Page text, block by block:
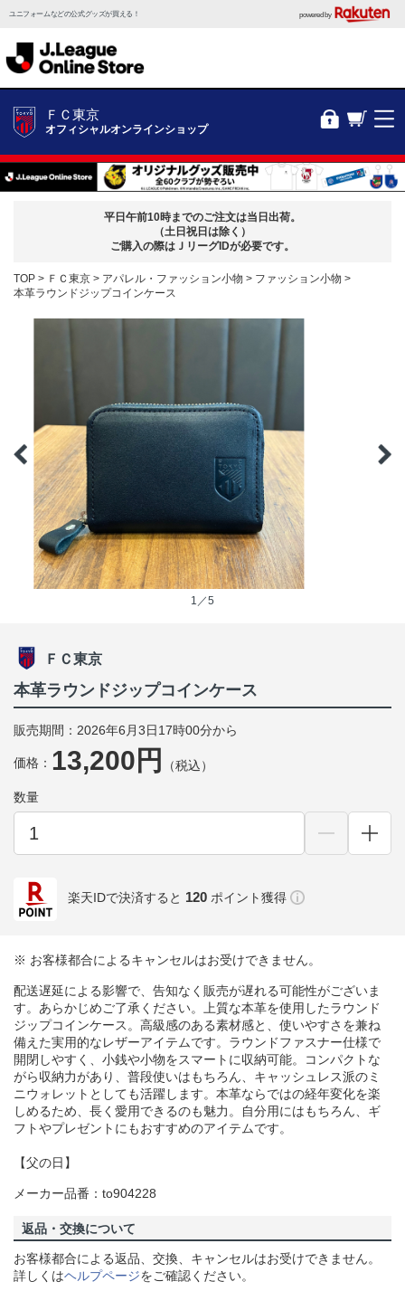
ユニフォームなどの公式グッズが買える！ powered by
ＦＣ東京
オフィシャルオンラインショップ
平日午前10時までのご注文は当日出荷。
（土日祝日は除く）
ご購入の際はＪリーグIDが必要です。
TOP ＦＣ東京 アパレル・ファッション小物
ファッション小物
本革ラウンドジップコインケース
1／5
ＦＣ東京
本革ラウンドジップコインケース
販売期間：2026年6月3日17時00分から
価格： 13,200円 （税込）
数量
楽天IDで決済すると 120 ポイント獲得
※ お客様都合によるキャンセルはお受けできません。
配送遅延による影響で、告知なく販売が遅れる可能性がございま
す。あらかじめご了承ください。上質な本革を使用したラウンド
ジップコインケース。高級感のある素材感と、使いやすさを兼ね
備えた実用的なレザーアイテムです。ラウンドファスナー仕様で
開閉しやすく、小銭や小物をスマートに収納可能。コンパクトな
がら収納力があり、普段使いはもちろん、キャッシュレス派のミ
ニウォレットとしても活躍します。本革ならではの経年変化を楽
しめるため、長く愛用できるのも魅力。自分用にはもちろん、ギ
フトやプレゼントにもおすすめのアイテムです。
【父の日】
メーカー品番：to904228
返品・交換について
お客様都合による返品、交換、キャンセルはお受けできません。
詳しくはヘルプページをご確認ください。